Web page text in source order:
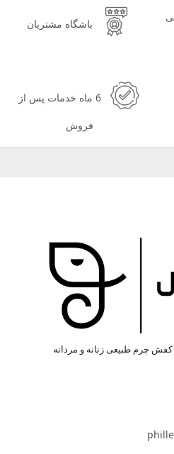
10 الی
باشگاه مشتریان
6 ماه خدمات پس از
فروش
چرم طبیعی زنانه و مردانه